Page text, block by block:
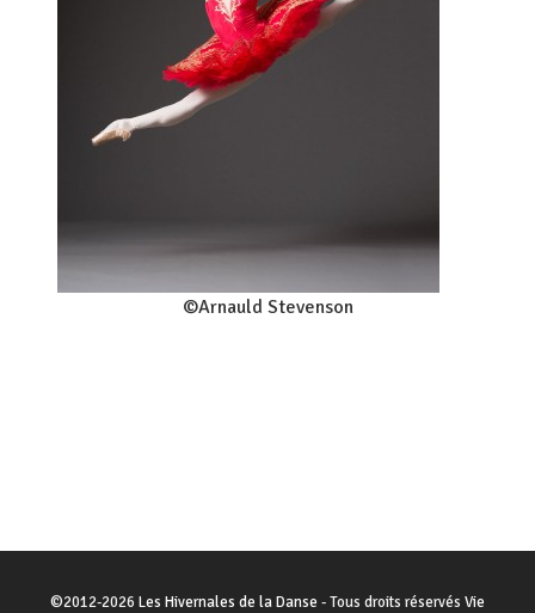
©Arnauld Stevenson
©2012-2026 Les Hivernales de la Danse - Tous droits réservés Vie